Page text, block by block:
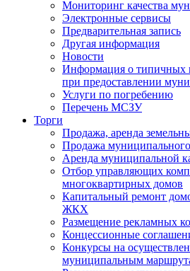
Мониторинг качества
Электронные сервисы
Предварительная запись
Другая информация
Новости
Информация о типичных
при предоставлении
Услуги по погребению
Перечень МСЗУ
Торги
Продажа, аренда
Продажа
Аренда муниципальной
Отбор управляющих
многоквартирных домов
Капитальный ремонт
ЖКХ
Размещение рекламных
Концессионные
Конкурсы на
муниципальным